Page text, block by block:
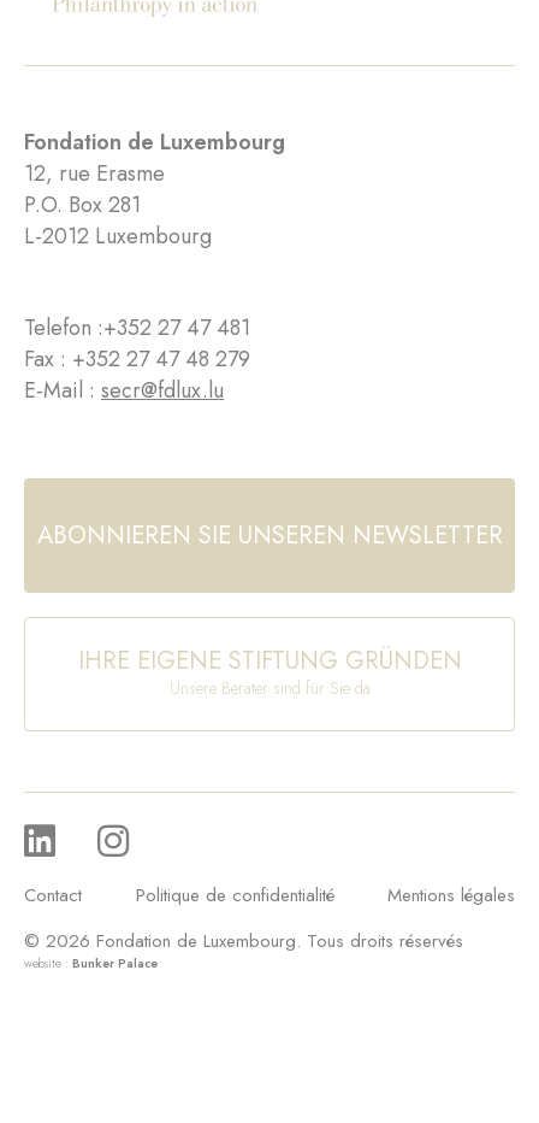
Fondation de Luxembourg
12, rue Erasme
P.O. Box 281
L-2012 Luxembourg
Telefon :+352 27 47 481
Fax : +352 27 47 48 279
E-Mail : secr@fdlux.lu
ABONNIEREN SIE UNSEREN NEWSLETTER
IHRE EIGENE STIFTUNG GRÜNDEN
Unsere Berater sind für Sie da
Contact Politique de confidentialité
Mentions légales
© 2026 Fondation de Luxembourg. Tous droits réservés
website : Bunker Palace